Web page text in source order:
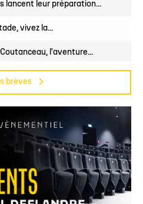
lancent leur préparation...
vivez la...
l'aventure...
dates de mises en...
brèves